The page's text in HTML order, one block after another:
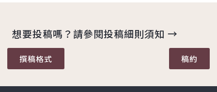
想要投稿嗎？請參閱投稿細則須知 →
撰稿格式 稿約